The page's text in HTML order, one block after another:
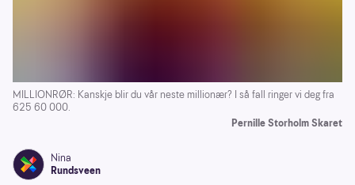
MILLIONRØR: Kanskje blir du vår neste millionær? I så fall ringer vi deg fra
625 60 000.
Pernille Storholm Skaret
Nina
Rundsveen